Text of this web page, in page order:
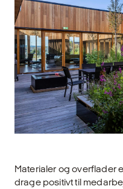
Materialer og overflader
drage positivt til